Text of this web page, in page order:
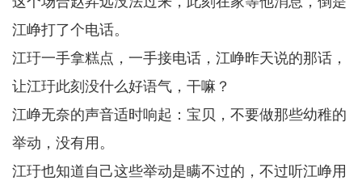
江峥打了个电话。
江玗一手拿糕点，一手接电话，江峥昨天说的那话，
让江玗此刻没什么好语气，干嘛？
江峥无奈的声音适时响起：宝贝，不要做那些幼稚的
举动，没有用。
江玗也知道自己这些举动是瞒不过的，不过听江峥用